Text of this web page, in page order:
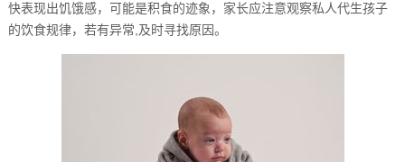
快表现出饥饿感，可能是积食的迹象，家长应注意观察私人代生孩子
的饮食规律，若有异常,及时寻找原因。